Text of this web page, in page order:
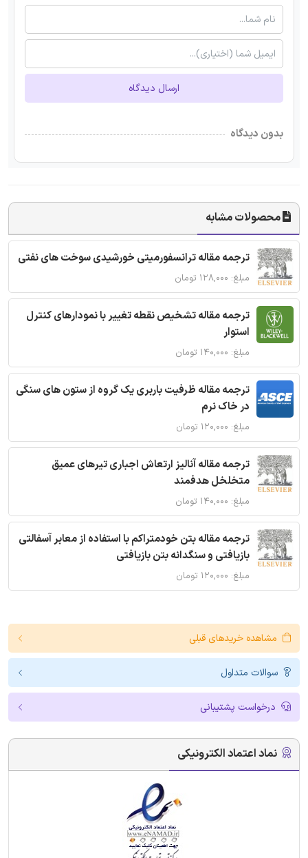
ارسال دیدگاه
بدون دیدگاه
محصولات مشابه
ترجمه مقاله ترانسفورمیتی خورشیدی سوخت های نفتی
مبلغ: ۱۲۸,۰۰۰ تومان
ترجمه مقاله تشخیص نقطه تغییر با نمودارهای کنترل
استوار
مبلغ: ۱۴۰,۰۰۰ تومان
ترجمه مقاله ظرفیت باربری یک گروه از ستون های سنگی
در خاک نرم
مبلغ: ۱۲۰,۰۰۰ تومان
ترجمه مقاله آنالیز ارتعاش اجباری تیرهای عمیق
متخلخل هدفمند
مبلغ: ۱۴۰,۰۰۰ تومان
ترجمه مقاله بتن خودمتراکم با استفاده از معابر آسفالتی
بازیافتی و سنگدانه بتن بازیافتی
مبلغ: ۱۲۰,۰۰۰ تومان
مشاهده خریدهای قبلی
سوالات متداول
درخواست پشتیبانی
نماد اعتماد الکترونیکی